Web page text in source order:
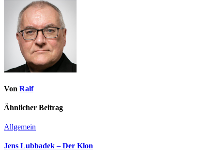
Von Ralf
Ähnlicher Beitrag
Allgemein
Jens Lubbadek – Der Klon